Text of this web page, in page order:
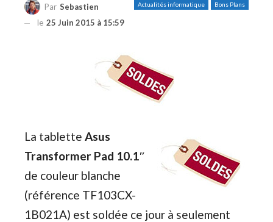
Actualités informatique Bons Plans
Par Sebastien
le 25 Juin 2015 à 15:59
La tablette Asus
Transformer Pad 10.1″
de couleur blanche
(référence TF103CX-
1B021A) est soldée ce jour à seulement